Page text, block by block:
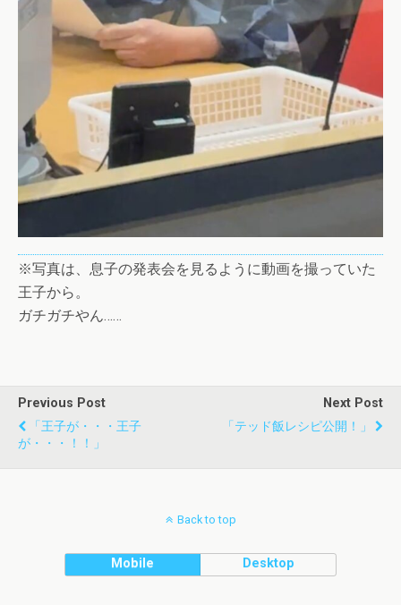
※写真は、息子の発表会を見るように動画を撮っていた
王子から。
ガチガチやん……
Previous Post
「王子が・・・王子
が・・・！！」
Next Post
「テッド飯レシピ公開！」
Back to top
Mobile Desktop